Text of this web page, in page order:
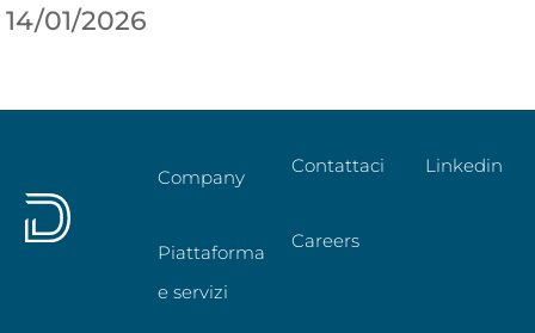
14/01/2026
Company
Piattaforma
e servizi
Contattaci
Careers
Linkedin